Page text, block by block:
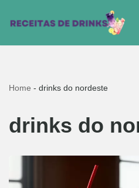
para
Home - drinks do nordeste
drinks do